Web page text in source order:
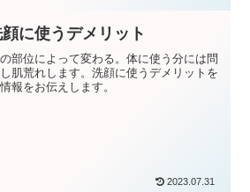
に使うデメリット
部位によって変わる。体に使う分には問
肌荒れします。洗顔に使うデメリットを
報をお伝えします。
2023.07.31